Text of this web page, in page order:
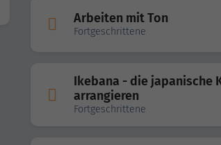
Arbeiten mit Ton
Fortgeschrittene
Ikebana - die japanische
arrangieren
Fortgeschrittene